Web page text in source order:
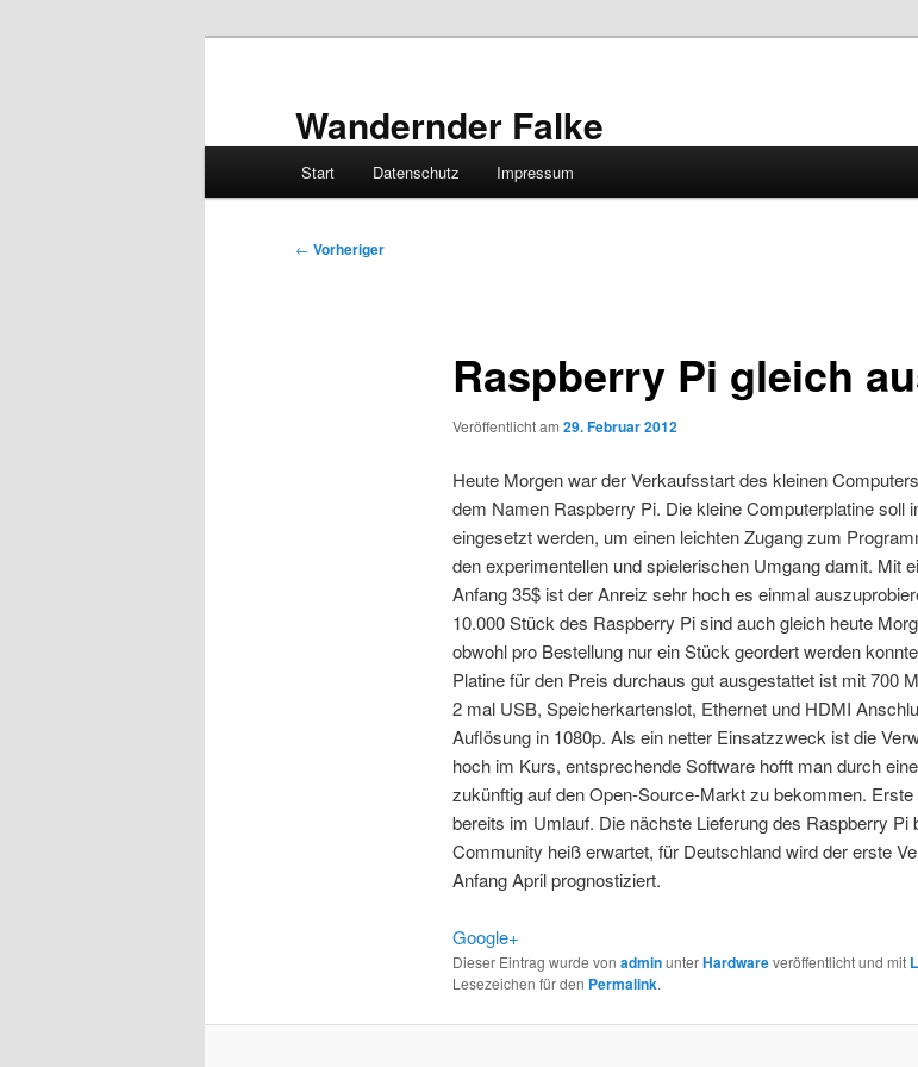
Wandernder Falke
Start Datenschutz Impressum
Beitragsnavigation
← Vorheriger
Raspberry Pi gleich
Veröffentlicht am 29. Februar 2012
Heute Morgen war der Verkaufsstart des kleinen
dem Namen Raspberry Pi. Die kleine Computerplatine soll
eingesetzt werden, um einen leichten Zugang zum
den experimentellen und spielerischen Umgang damit. Mit
Anfang 35$ ist der Anreiz sehr hoch es einmal
10.000 Stück des Raspberry Pi sind auch gleich heute
obwohl pro Bestellung nur ein Stück geordert werden
Platine für den Preis durchaus gut ausgestattet ist mit 700
2 mal USB, Speicherkartenslot, Ethernet und HDMI
Auflösung in 1080p. Als ein netter Einsatzzweck ist die
hoch im Kurs, entsprechende Software hofft man durch
zukünftig auf den Open-Source-Markt zu bekommen.
bereits im Umlauf. Die nächste Lieferung des Raspberry Pi
Community heiß erwartet, für Deutschland wird der erste
Anfang April prognostiziert.
Google+
Dieser Eintrag wurde von adminunterHardwareveröffentlicht und mit
Lesezeichen für den Permalink.